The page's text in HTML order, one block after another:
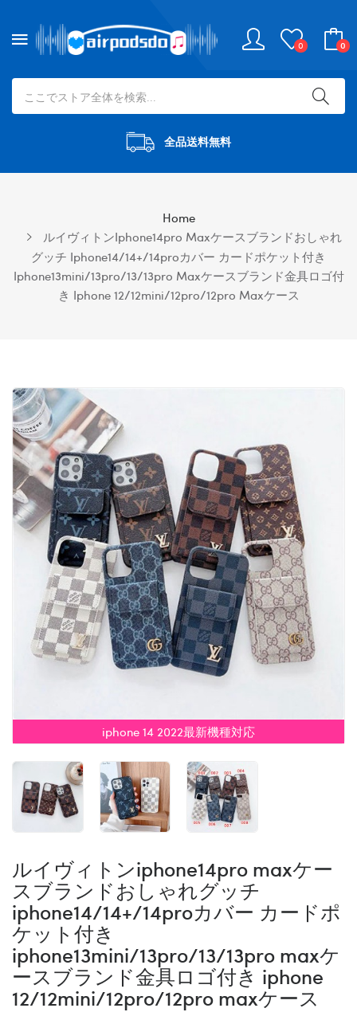
0 0
全品送料無料
Home
ルイヴィトンiphone14pro Maxケースブランドおしゃれ
グッチ Iphone14/14+/14proカバー カードポケット付き
Iphone13mini/13pro/13/13pro Maxケースブランド金具ロゴ付
き Iphone 12/12mini/12pro/12pro Maxケース
iphone 14 2022最新機種対応
ルイヴィトンiphone14pro maxケー
スブランドおしゃれグッチ
iphone14/14+/14proカバー カードポ
ケット付き
iphone13mini/13pro/13/13pro maxケ
ースブランド金具ロゴ付き iphone
12/12mini/12pro/12pro maxケース